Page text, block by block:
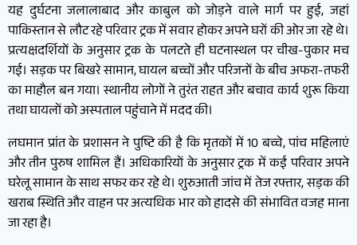
यह दुर्घटना जलालाबाद और काबुल को जोड़ने वाले मार्ग पर हुई, जहां
पाकिस्तान से लौट रहे परिवार ट्रक में सवार होकर अपने घरों की ओर जा रहे थे।
प्रत्यक्षदर्शियों के अनुसार ट्रक के पलटते ही घटनास्थल पर चीख-पुकार मच
गई। सड़क पर बिखरे सामान, घायल बच्चों और परिजनों के बीच अफरा-तफरी
का माहौल बन गया। स्थानीय लोगों ने तुरंत राहत और बचाव कार्य शुरू किया
तथा घायलों को अस्पताल पहुंचाने में मदद की।
लघमान प्रांत के प्रशासन ने पुष्टि की है कि मृतकों में 10 बच्चे, पांच महिलाएं
और तीन पुरुष शामिल हैं। अधिकारियों के अनुसार ट्रक में कई परिवार अपने
घरेलू सामान के साथ सफर कर रहे थे। शुरुआती जांच में तेज रफ्तार, सड़क की
खराब स्थिति और वाहन पर अत्यधिक भार को हादसे की संभावित वजह माना
जा रहा है।